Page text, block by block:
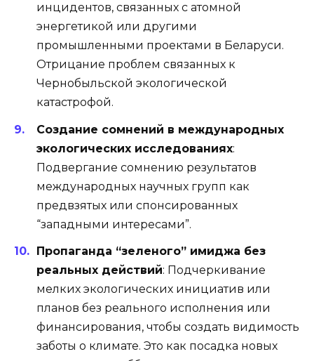
инцидентов, связанных с атомной
энергетикой или другими
промышленными проектами в Беларуси.
Отрицание проблем связанных к
Чернобыльской экологической
катастрофой.
Создание сомнений в международных
экологических исследованиях:
Подвергание сомнению результатов
международных научных групп как
предвзятых или спонсированных
“западными интересами”.
Пропаганда “зеленого” имиджа без
реальных действий: Подчеркивание
мелких экологических инициатив или
планов без реального исполнения или
финансирования, чтобы создать видимость
заботы о климате. Это как посадка новых